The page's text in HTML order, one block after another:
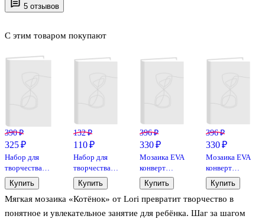
5 отзывов
Мягкая мозаика «Котёнок» от Lori превратит творчество в
понятное и увлекательное занятие для ребёнка. Шаг за шагом
С этим товаром покупают
390 ₽
325 ₽
Набор для
творчества
ТМ Оригами
Пони.
Аппликация
из фольги.
Купить
132 ₽
110 ₽
Набор для
творчества
LORI.
Увлекательная
мозаика
(металлизированная)
Купить
396 ₽
330 ₽
Мозаика EVA
конверт
Единорог
Купить
396 ₽
330 ₽
Мозаика EVA
конверт
Дельфины
Купить